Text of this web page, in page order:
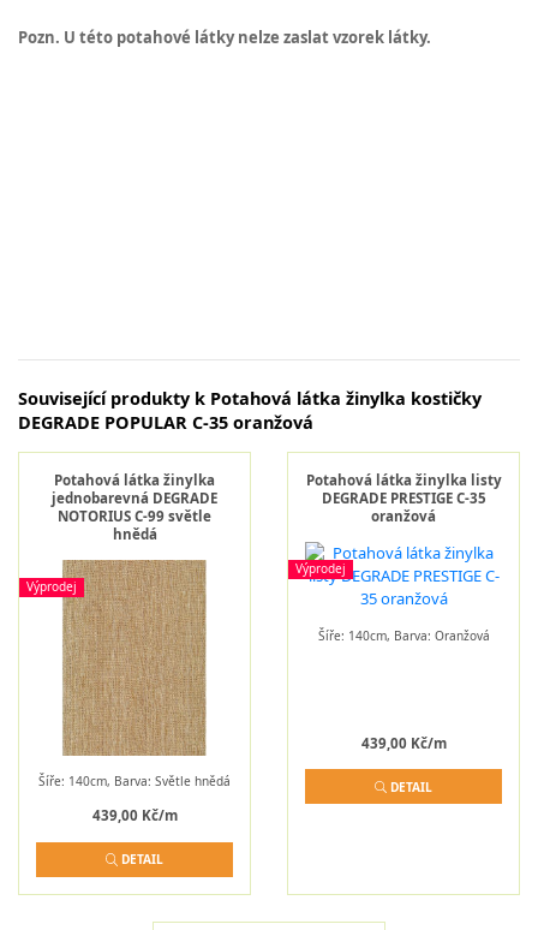
Pozn. U této potahové látky nelze zaslat vzorek látky.
Související produkty k Potahová látka žinylka kostičky
DEGRADE POPULAR C-35 oranžová
Potahová látka žinylka
jednobarevná DEGRADE
NOTORIUS C-99 světle
hnědá
Výprodej
Šíře: 140cm, Barva: Světle hnědá
439,00 Kč/m
DETAIL
Potahová látka žinylka listy
DEGRADE PRESTIGE C-35
oranžová
Výprodej
Šíře: 140cm, Barva: Oranžová
439,00 Kč/m
DETAIL